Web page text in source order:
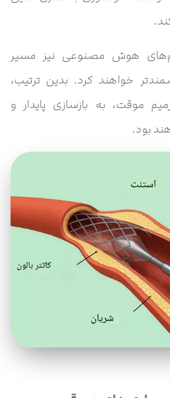
هوش مصنوعی نیز مسیر
خواهند کرد. بدین ترتیب،
موقت، به بازسازی پایدار و
بود.